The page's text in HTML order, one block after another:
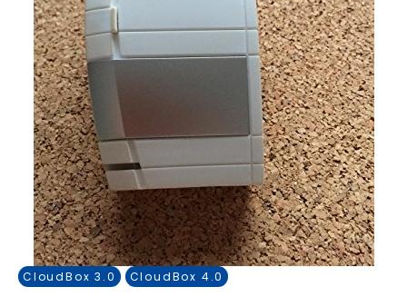
CloudBox 3.0 CloudBox 4.0